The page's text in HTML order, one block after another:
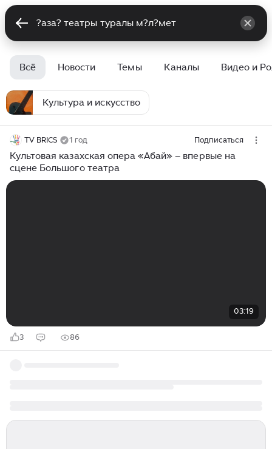
Всё Новости Темы Каналы Видео и
Культура и искусство
TV BRICS 1 год Подписаться
Культовая казахская опера «Абай» – впервые на
сцене Большого театра
03:19
3 86